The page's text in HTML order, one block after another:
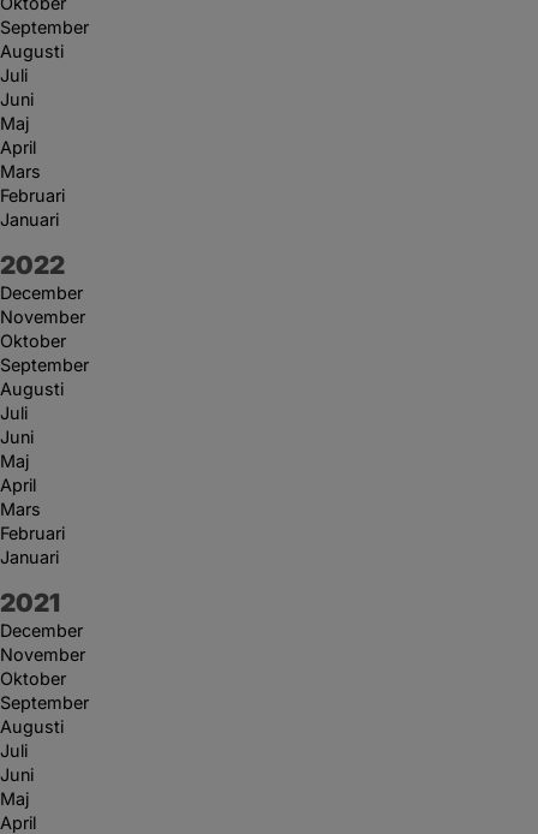
September
Augusti
Juli
Juni
Maj
April
Mars
Februari
Januari
År:
2022
December
November
Oktober
September
Augusti
Juli
Juni
Maj
April
Mars
Februari
Januari
År:
2021
December
November
Oktober
September
Augusti
Juli
Juni
Maj
April